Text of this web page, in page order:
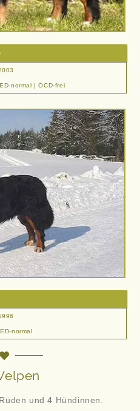
normal | OCD-frei
normal
und 4 Hündinnen.